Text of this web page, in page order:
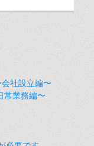
社設立編〜
業務編〜